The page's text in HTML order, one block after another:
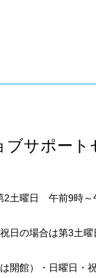
ブサポート
2土曜日 午前9時～
日の場合は第3土曜
開館）・日曜日・祝